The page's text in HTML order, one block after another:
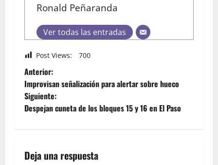
Ronald Peñaranda
Ver todas las entradas
Post Views: 700
Anterior:
Improvisan señalización para alertar sobre hueco
Siguiente:
Despejan cuneta de los bloques 15 y 16 en El Paso
Deja una respuesta